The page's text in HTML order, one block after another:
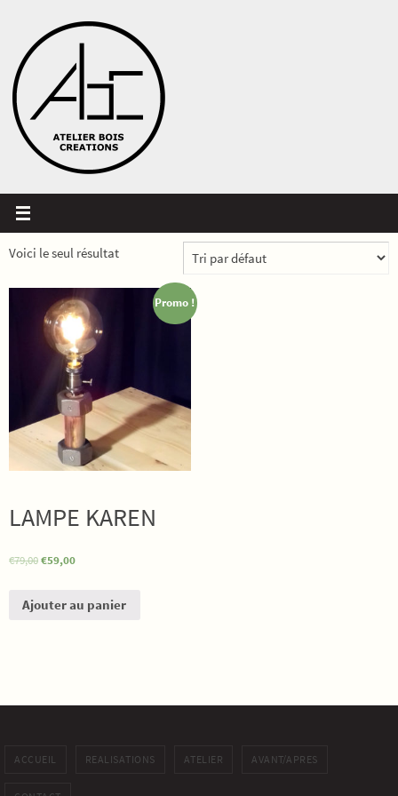
contenu
Voici le seul résultat
Promo !
LAMPE KAREN
€79,00€59,00
Ajouter au panier
ACCUEIL REALISATIONS ATELIER AVANT/APRES